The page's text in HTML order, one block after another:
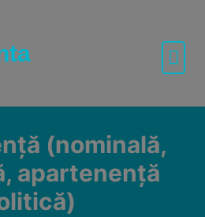
(nominală,
apartenență